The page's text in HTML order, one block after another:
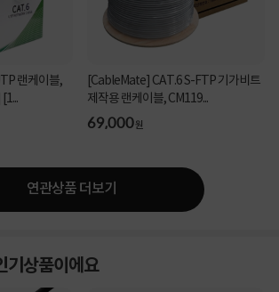
랜케이블,
[CableMate] CAT.6 S-FTP 기가비트
제작용 랜케이블, CM119...
69,000원
연관상품 더보기
기상품이에요